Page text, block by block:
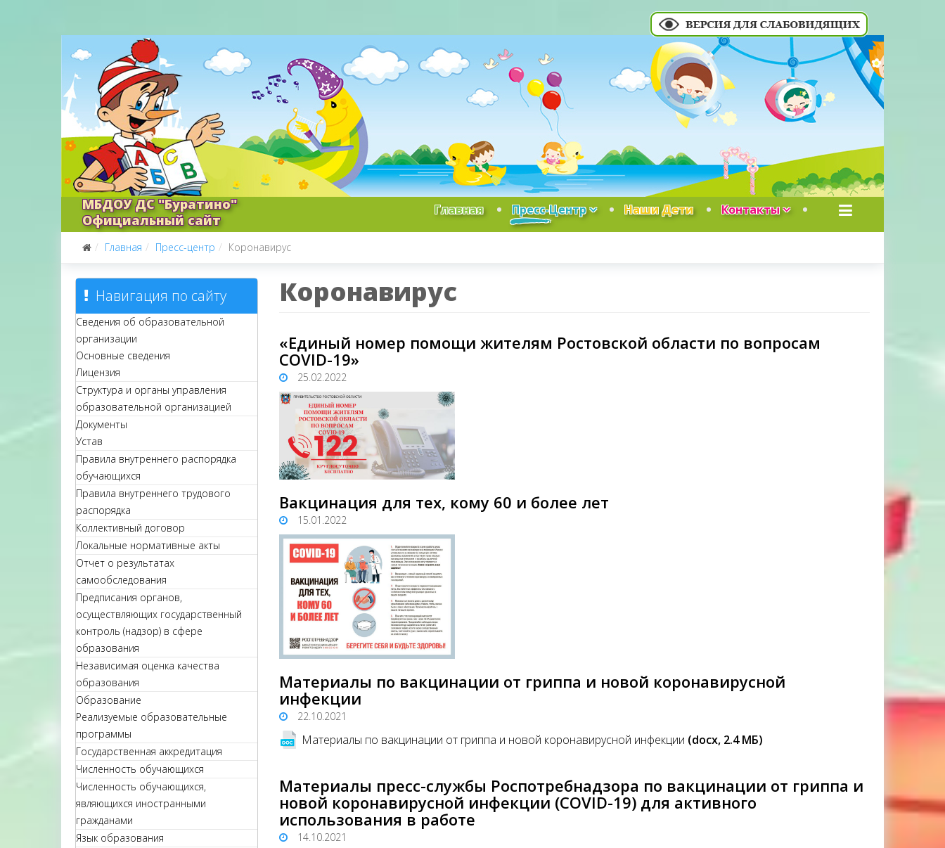
МБДОУ ДС "Буратино"
Официальный сайт
Главная Пресс-Центр Наши Дети Контакты
Главная Пресс-центр Коронавирус
Навигация по сайту
Сведения об образовательной
организации
Основные сведения
Лицензия
Структура и органы управления
образовательной организацией
Документы
Устав
Правила внутреннего распорядка
обучающихся
Правила внутреннего трудового
распорядка
Коллективный договор
Локальные нормативные акты
Отчет о результатах
самообследования
Предписания органов,
осуществляющих государственный
контроль (надзор) в сфере
образования
Независимая оценка качества
образования
Образование
Реализуемые образовательные
программы
Государственная аккредитация
Численность обучающихся
Численность обучающихся,
являющихся иностранными
гражданами
Язык образования
Коронавирус
«Единый номер помощи жителям Ростовской области по вопросам
COVID-19»
25.02.2022
Вакцинация для тех, кому 60 и более лет
15.01.2022
Материалы по вакцинации от гриппа и новой коронавирусной
инфекции
22.10.2021
Материалы по вакцинации от гриппа и новой коронавирусной инфекции (docx, 2.4 MБ)
Материалы пресс-службы Роспотребнадзора по вакцинации от гриппа и
новой коронавирусной инфекции (COVID-19) для активного
использования в работе
14.10.2021